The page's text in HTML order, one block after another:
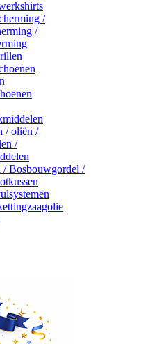
/
/
/ oliën /
/
/ Bosbouwgordel /